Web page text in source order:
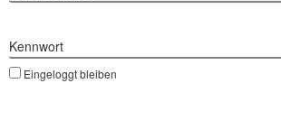
Kennwort
Eingeloggt bleiben